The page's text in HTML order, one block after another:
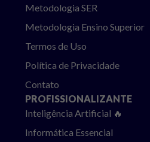
Metodologia SER
Metodologia Ensino Superior
Termos de Uso
Política de Privacidade
Contato
PROFISSIONALIZANTE
Inteligência Artificial 🔥
Informática Essencial